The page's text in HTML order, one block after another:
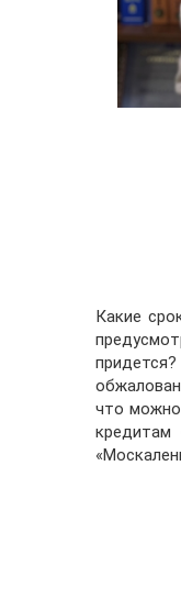
Какие
что